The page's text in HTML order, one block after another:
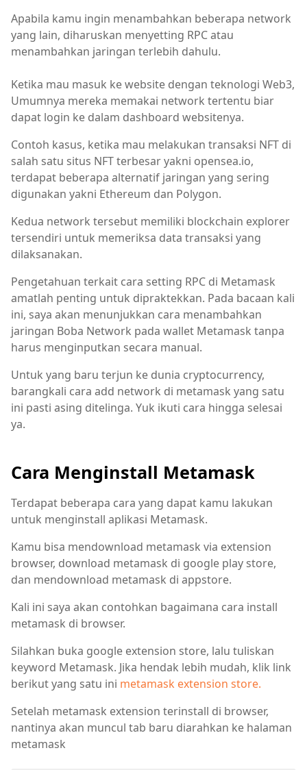
Apabila kamu ingin menambahkan beberapa network
yang lain, diharuskan menyetting RPC atau
menambahkan jaringan terlebih dahulu.
Ketika mau masuk ke website dengan teknologi Web3,
Umumnya mereka memakai network tertentu biar
dapat login ke dalam dashboard websitenya.
Contoh kasus, ketika mau melakukan transaksi NFT di
salah satu situs NFT terbesar yakni opensea.io,
terdapat beberapa alternatif jaringan yang sering
digunakan yakni Ethereum dan Polygon.
Kedua network tersebut memiliki blockchain explorer
tersendiri untuk memeriksa data transaksi yang
dilaksanakan.
Pengetahuan terkait cara setting RPC di Metamask
amatlah penting untuk dipraktekkan. Pada bacaan kali
ini, saya akan menunjukkan cara menambahkan
jaringan Boba Network pada wallet Metamask tanpa
harus menginputkan secara manual.
Untuk yang baru terjun ke dunia cryptocurrency,
barangkali cara add network di metamask yang satu
ini pasti asing ditelinga. Yuk ikuti cara hingga selesai
ya.
Cara Menginstall Metamask
Terdapat beberapa cara yang dapat kamu lakukan
untuk menginstall aplikasi Metamask.
Kamu bisa mendownload metamask via extension
browser, download metamask di google play store,
dan mendownload metamask di appstore.
Kali ini saya akan contohkan bagaimana cara install
metamask di browser.
Silahkan buka google extension store, lalu tuliskan
keyword Metamask. Jika hendak lebih mudah, klik link
berikut yang satu ini metamask extension store.
Setelah metamask extension terinstall di browser,
nantinya akan muncul tab baru diarahkan ke halaman
metamask